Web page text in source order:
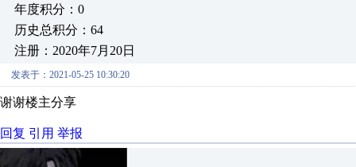
年度积分：0
历史总积分：64
注册：2020年7月20日
发表于：2021-05-25 10:30:20
谢谢楼主分享
回复 引用 举报